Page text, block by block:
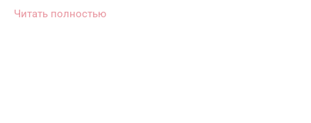
Читать полностью